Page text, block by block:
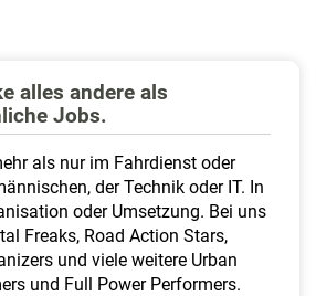
t
e
alles andere als
Jobs.
als nur im Fahrdienst oder
der Technik oder IT. In
oder Umsetzung. Bei uns
Freaks, Road Action Stars,
und viele weitere Urban
und Full Power Performers.